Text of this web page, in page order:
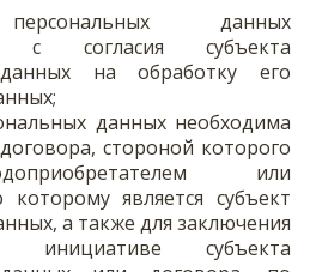
данных
с согласия субъекта
на обработку его
данных необходима
стороной которого
или
является субъект
а также для заключения
субъекта